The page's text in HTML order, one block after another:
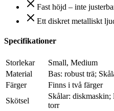
Fast höjd – inte
Ett diskret metalliskt
Specifikationer
Storlekar
Small, Medium
Material
Bas: robust trä;
Färger
Finns i två färger
Skötsel
Skålar: diskmaskin;
torr